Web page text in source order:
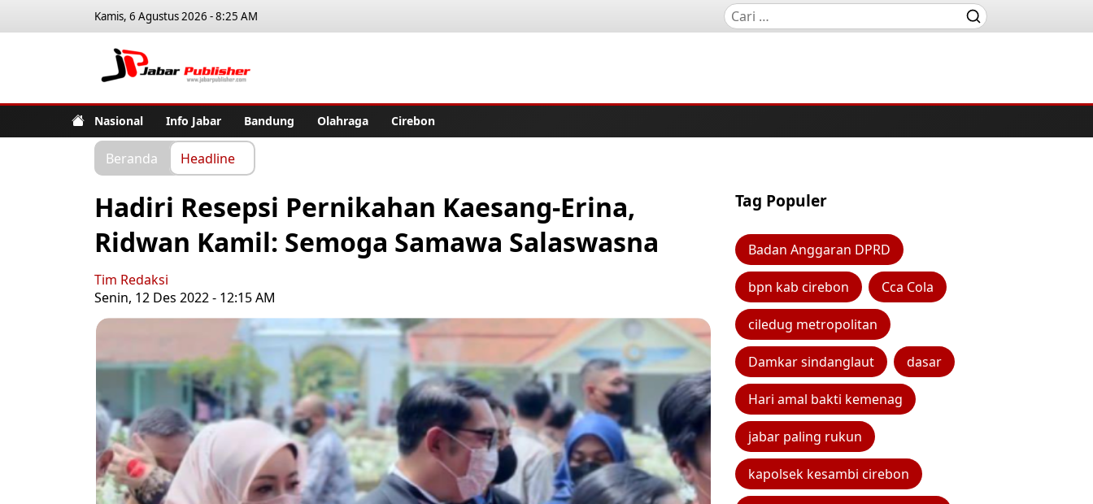
Kamis, 6 Agustus 2026 - 8:25 AM
Nasional Info Jabar Bandung Olahraga Cirebon
Beranda Headline
Hadiri Resepsi Pernikahan Kaesang-Erina,
Ridwan Kamil: Semoga Samawa Salaswasna
Tim Redaksi
Senin, 12 Des 2022 - 12:15 AM
Tag Populer
Badan Anggaran DPRD
bpn kab cirebon Cca Cola
ciledug metropolitan
Damkar sindanglaut dasar
Hari amal bakti kemenag
jabar paling rukun
kapolsek kesambi cirebon